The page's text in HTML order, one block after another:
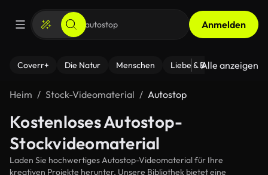
Anmelden
Coverr+ Die Natur Menschen Liebe & Beziehungen
Alle anzeigen
Heim Stock-Videomaterial Autostop
Kostenloses Autostop-
Stockvideomaterial
Laden Sie hochwertiges Autostop-Videomaterial für Ihre
kreativen Projekte herunter. Unsere Bibliothek bietet eine